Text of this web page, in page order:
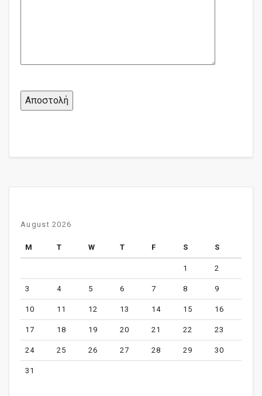
August 2026
M T W T F S S
1 2
3 4 5 6 7 8 9
10 11 12 13 14 15 16
17 18 19 20 21 22 23
24 25 26 27 28 29 30
31